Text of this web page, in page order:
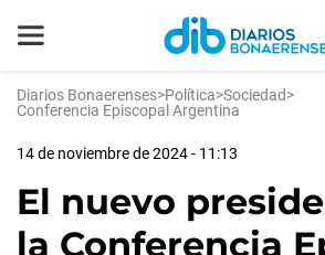
Diarios Bonaerenses>Política>Sociedad>
Conferencia Episcopal Argentina
14 de noviembre de 2024 - 11:13
El nuevo
la Conferencia